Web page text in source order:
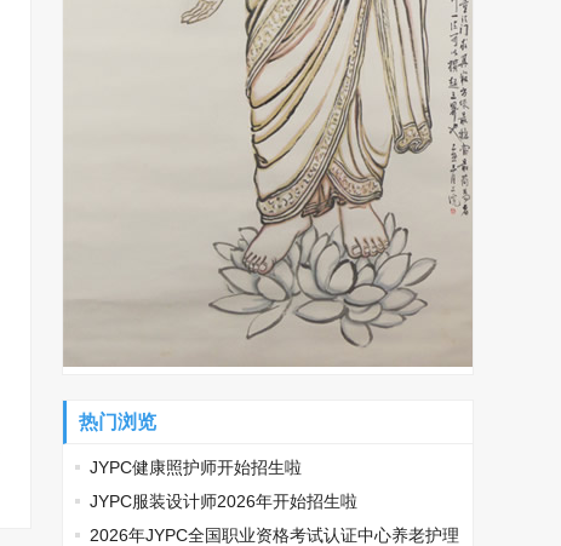
热门浏览
JYPC健康照护师开始招生啦
JYPC服装设计师2026年开始招生啦
2026年JYPC全国职业资格考试认证中心养老护理